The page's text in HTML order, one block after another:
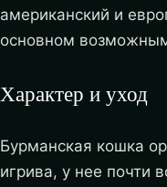
американский и
основном
Характер и уход
Бурманская кошка
игрива, у нее почти